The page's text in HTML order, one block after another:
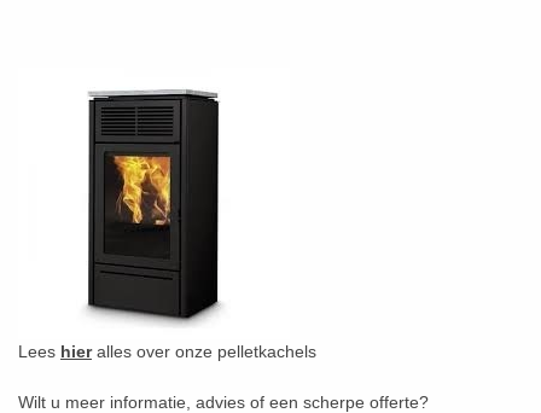
Lees hieralles over onze pelletkachels
Wilt u meer informatie, advies of een scherpe offerte?